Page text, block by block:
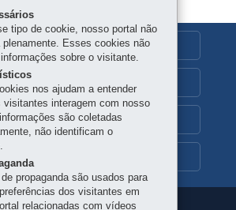
INSTITUCIONAL
tipo de cookie, nosso portal não
plenamente. Esses cookies não
sobre o visitante.
nos ajudam a entender
visitantes interagem com nosso
são coletadas
não identificam o
propaganda são usados para
dos visitantes em
relacionadas com vídeos